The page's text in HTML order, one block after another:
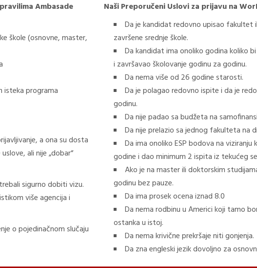
Ambasade
škole (osnovne, master,
isteka programa
a ona su dosta
ali nije „dobar“
sigurno dobiti vizu.
više agencija i
o pojedinačnom slučaju
Naši Preporučeni Uslovi za prijavu na
Da je kandidat redovno upisao fakultet
završene srednje škole.
Da kandidat ima onoliko godina koliko
i završavao školovanje godinu za godinu.
Da nema više od 26 godine starosti.
Da je polagao redovno ispite i da je
godinu.
Da nije padao sa budžeta na
Da nije prelazio sa jednog fakulteta na
Da ima onoliko ESP bodova na
godine i dao minimum 2 ispita iz tekućeg
Ako je na master ili doktorskim
godinu bez pauze.
Da ima prosek ocena iznad 8.0
Da nema rodbinu u Americi koji tamo
ostanka u istoj.
Da nema krivične prekršaje niti gonjenja.
Da zna engleski jezik dovoljno za